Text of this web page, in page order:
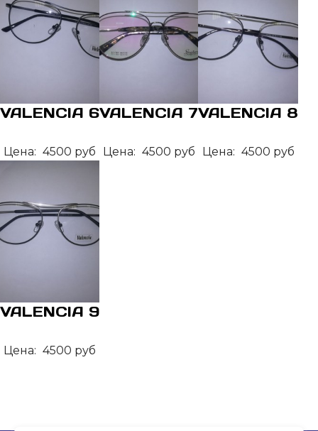
VALENCIA 6
Цена: 4500 руб
VALENCIA 7
Цена: 4500 руб
VALENCIA 8
Цена: 4500 руб
VALENCIA 9
Цена: 4500 руб